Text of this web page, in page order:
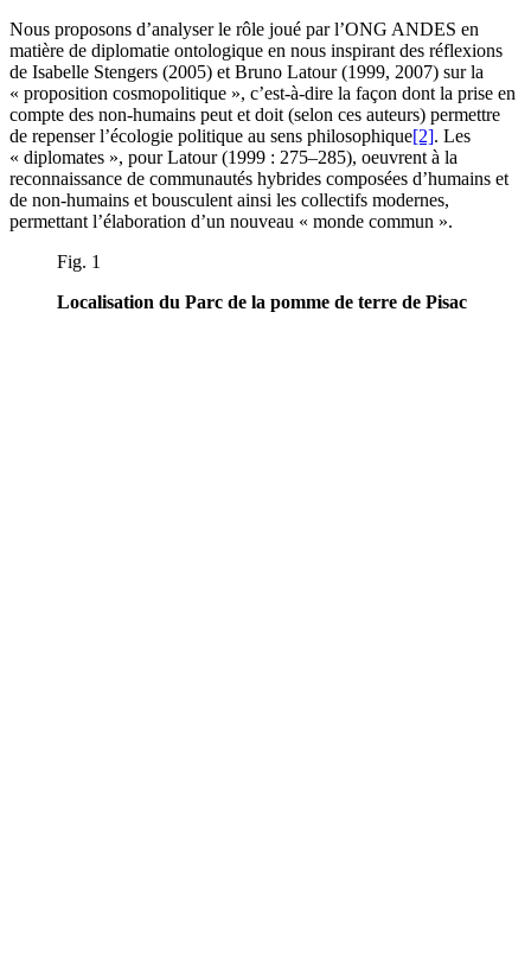
Nous proposons d’analyser le rôle joué par l’ONG ANDES en
matière de diplomatie ontologique en nous inspirant des réflexions
de Isabelle Stengers (2005) et Bruno Latour (1999, 2007) sur la
« proposition cosmopolitique », c’est-à-dire la façon dont la prise en
compte des non-humains peut et doit (selon ces auteurs) permettre
de repenser l’écologie politique au sens philosophique[2]. Les
« diplomates », pour Latour (1999 : 275–285), oeuvrent à la
reconnaissance de communautés hybrides composées d’humains et
de non-humains et bousculent ainsi les collectifs modernes,
permettant l’élaboration d’un nouveau « monde commun ».
Fig. 1
Localisation du Parc de la pomme de terre de Pisac